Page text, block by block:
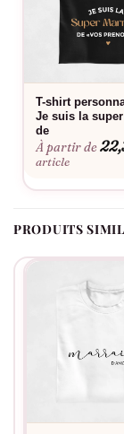
quotidien.
Consultez notre
Envie d’une
personnalisation.
et conservent
garantit un rendu
T-shirt
Je suis la
de
À partir de
article
PRODUITS